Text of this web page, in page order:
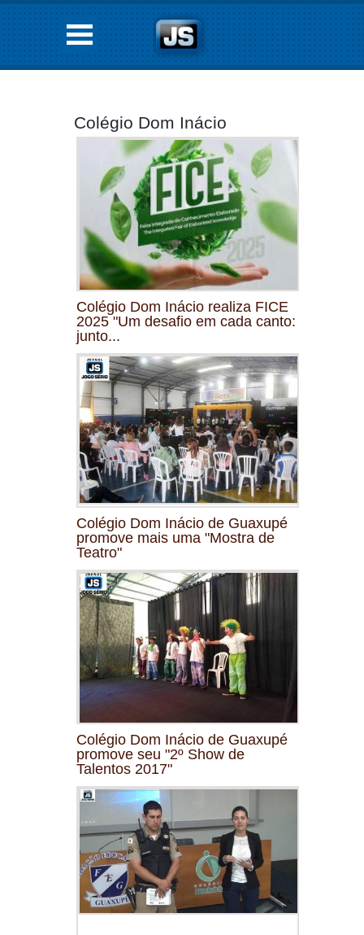
Colégio Dom Inácio
Colégio Dom Inácio realiza FICE
2025 "Um desafio em cada canto:
junto...
Colégio Dom Inácio de Guaxupé
promove mais uma "Mostra de
Teatro"
Colégio Dom Inácio de Guaxupé
promove seu "2º Show de
Talentos 2017"